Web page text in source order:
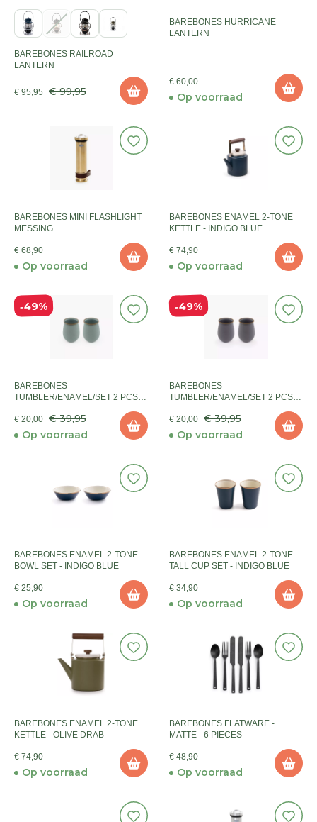
BAREBONES RAILROAD
LANTERN
€ 95,95 € 99,95
BAREBONES HURRICANE
LANTERN
€ 60,00
Op voorraad
BAREBONES MINI FLASHLIGHT
MESSING
€ 68,90
Op voorraad
BAREBONES ENAMEL 2-TONE
KETTLE - INDIGO BLUE
€ 74,90
Op voorraad
49%
BAREBONES
TUMBLER/ENAMEL/SET 2 PCS
€ 20,00 € 39,95
Op voorraad
49%
BAREBONES
TUMBLER/ENAMEL/SET 2 PCS
€ 20,00 € 39,95
Op voorraad
BAREBONES ENAMEL 2-TONE
BOWL SET - INDIGO BLUE
€ 25,90
Op voorraad
BAREBONES ENAMEL 2-TONE
TALL CUP SET - INDIGO BLUE
€ 34,90
Op voorraad
BAREBONES ENAMEL 2-TONE
KETTLE - OLIVE DRAB
€ 74,90
Op voorraad
BAREBONES FLATWARE -
MATTE - 6 PIECES
€ 48,90
Op voorraad